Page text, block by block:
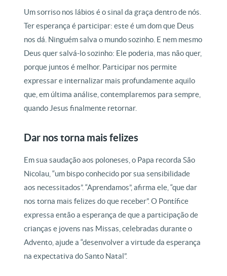
Um sorriso nos lábios é o sinal da graça dentro de nós.
Ter esperança é participar: este é um dom que Deus
nos dá. Ninguém salva o mundo sozinho. E nem mesmo
Deus quer salvá-lo sozinho: Ele poderia, mas não quer,
porque juntos é melhor. Participar nos permite
expressar e internalizar mais profundamente aquilo
que, em última análise, contemplaremos para sempre,
quando Jesus finalmente retornar.
Dar nos torna mais felizes
Em sua saudação aos poloneses, o Papa recorda São
Nicolau, “um bispo conhecido por sua sensibilidade
aos necessitados”. “Aprendamos”, afirma ele, “que dar
nos torna mais felizes do que receber”. O Pontífice
expressa então a esperança de que a participação de
crianças e jovens nas Missas, celebradas durante o
Advento, ajude a “desenvolver a virtude da esperança
na expectativa do Santo Natal”.